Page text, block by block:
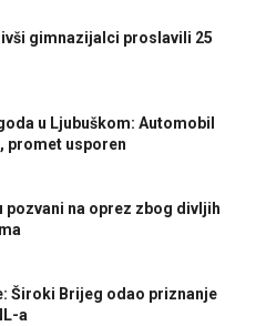
gimnazijalci proslavili 25
u Ljubuškom: Automobil
promet usporen
pozvani na oprez zbog divljih
Široki Brijeg odao priznanje
a